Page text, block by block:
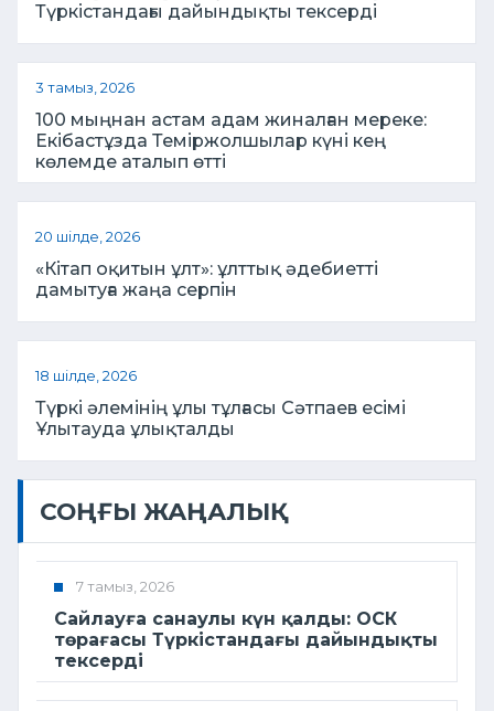
Түркістандағы дайындықты тексерді
3 тамыз, 2026
100 мыңнан астам адам жиналған мереке:
Екібастұзда Теміржолшылар күні кең
көлемде аталып өтті
20 шілде, 2026
«Кітап оқитын ұлт»: ұлттық әдебиетті
дамытуға жаңа серпін
18 шілде, 2026
Түркі әлемінің ұлы тұлғасы Сәтпаев есімі
Ұлытауда ұлықталды
СОҢҒЫ ЖАҢАЛЫҚ
7 тамыз, 2026
Сайлауға санаулы күн қалды: ОСК
төрағасы Түркістандағы дайындықты
тексерді